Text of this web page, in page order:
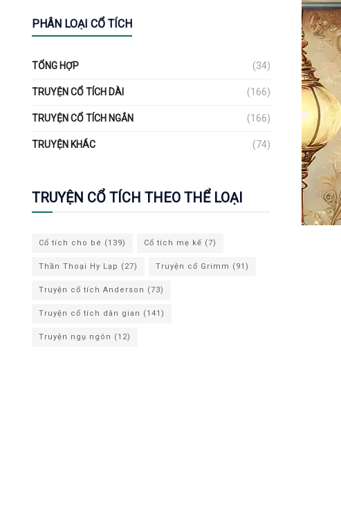
PHÂN LOẠI CỔ TÍCH
TỔNG HỢP (34)
TRUYỆN CỔ TÍCH DÀI (166)
TRUYỆN CỔ TÍCH NGẮN (166)
TRUYỆN KHÁC (74)
TRUYỆN CỔ TÍCH THEO THỂ LOẠI
Cổ tích cho bé (139) Cổ tích mẹ kế (7)
Thần Thoại Hy Lạp (27) Truyện cổ Grimm (91)
Truyện cổ tích Anderson (73)
Truyện cổ tích dân gian (141)
Truyện ngụ ngôn (12)